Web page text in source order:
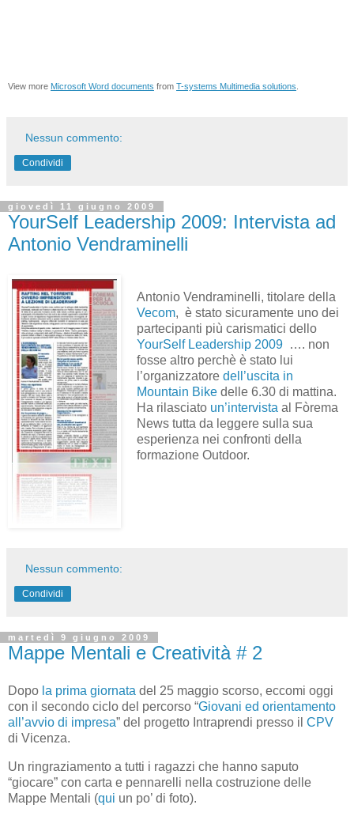
View more Microsoft Word documents from T-systems Multimedia solutions
Nessun commento:
Condividi
giovedì 11 giugno 2009
YourSelf Leadership 2009: Intervista ad
Antonio Vendraminelli
Antonio Vendraminelli, titolare della
Vecom, è stato sicuramente uno dei
partecipanti più carismatici dello
YourSelf Leadership 2009 …. non
fosse altro perchè è stato lui
l’organizzatore dell’uscita in
Mountain Bike delle 6.30 di mattina.
Ha rilasciato un’intervista al Fòrema
News tutta da leggere sulla sua
esperienza nei confronti della
formazione Outdoor.
Nessun commento:
Condividi
martedì 9 giugno 2009
Mappe Mentali e Creatività # 2
Dopo la prima giornata del 25 maggio scorso, eccomi oggi
con il secondo ciclo del percorso “Giovani ed orientamento
all’avvio di impresa” del progetto Intraprendi presso il CPV
di Vicenza.
Un ringraziamento a tutti i ragazzi che hanno saputo
“giocare” con carta e pennarelli nella costruzione delle
Mappe Mentali (qui un po’ di foto).